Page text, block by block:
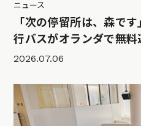
ニュース
「次の停留所は、森で
行バスがオランダで無料
2026.07.06